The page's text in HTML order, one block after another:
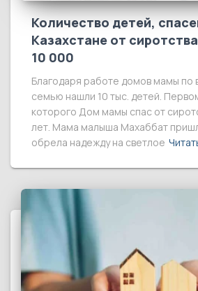
Количество детей,
Казахстане от
10 000
Благодаря работе домов мамы по
семью нашли 10 тыс. детей.
которого Дом мамы спас от
лет. Мама малыша Махаббат
обрела надежду на светлое